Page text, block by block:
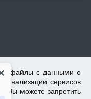
(файлы с данными о
сервисов
Вы можете запретить